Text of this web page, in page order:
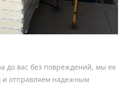
до вас без повреждений, мы ее
и отправляем надежным